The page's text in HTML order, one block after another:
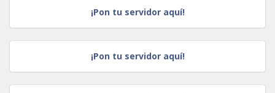
¡Pon tu servidor aquí!
¡Pon tu servidor aquí!